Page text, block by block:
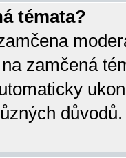
témata?
zamčená
důvodů.